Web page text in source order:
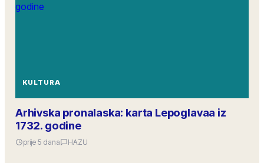
KULTURA
Arhivska pronalaska: karta Lepoglavaa iz
1732. godine
prije 5 dana HAZU